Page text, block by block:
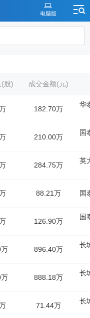
(股) 成交金额(元)
182.70万
华
210.00万
国
284.75万
英
88.21万 国
126.90万
国
896.40万
长
888.18万
长
71.44万
长